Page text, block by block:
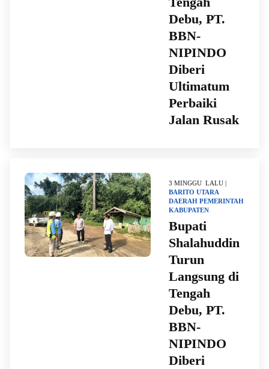
Debu, PT.
BBN-
NIPINDO
Diberi
Ultimatum
Perbaiki
Jalan Rusak
3 MINGGU LALU |
BARITO UTARA
DAERAH PEMERINTAH
KABUPATEN
Bupati
Shalahuddin
Turun
Langsung di
Tengah
Debu, PT.
BBN-
NIPINDO
Diberi